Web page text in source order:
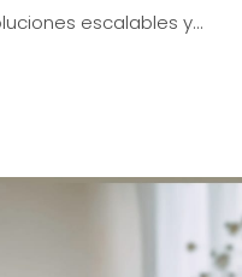
escalables y...